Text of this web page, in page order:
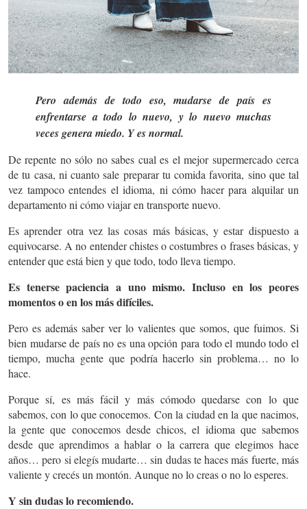
Pero además de todo eso, mudarse de país es
enfrentarse a todo lo nuevo, y lo nuevo muchas
veces genera miedo. Y es normal.
De repente no sólo no sabes cual es el mejor supermercado cerca
de tu casa, ni cuanto sale preparar tu comida favorita, sino que tal
vez tampoco entendes el idioma, ni cómo hacer para alquilar un
departamento ni cómo viajar en transporte nuevo.
Es aprender otra vez las cosas más básicas, y estar dispuesto a
equivocarse. A no entender chistes o costumbres o frases básicas, y
entender que está bien y que todo, todo lleva tiempo.
Es tenerse paciencia a uno mismo. Incluso en los peores
momentos o en los más difíciles.
Pero es además saber ver lo valientes que somos, que fuimos. Si
bien mudarse de país no es una opción para todo el mundo todo el
tiempo, mucha gente que podría hacerlo sin problema… no lo
hace.
Porque sí, es más fácil y más cómodo quedarse con lo que
sabemos, con lo que conocemos. Con la ciudad en la que nacimos,
la gente que conocemos desde chicos, el idioma que sabemos
desde que aprendimos a hablar o la carrera que elegimos hace
años… pero si elegís mudarte… sin dudas te haces más fuerte, más
valiente y crecés un montón. Aunque no lo creas o no lo esperes.
Y sin dudas lo recomiendo.